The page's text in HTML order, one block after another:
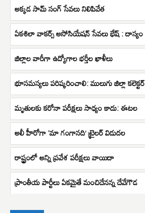
అక్కడ సామ్ సంగ్ సేవలు నిలిపివేత
ఏకశిలా వాకర్స్ అసోసియేషన్ సేవలు భేష్ : దాస్యం
జిల్లాల వారీగా ఉద్యోగాల భర్తీల ఖాళీలు
భూసమస్యలు పరిష్కరించాలి: ములుగు జిల్లా కలెక్టర్
మృతులకు కరోనా పరీక్షలు సాధ్యం కాదు: ఈటల
అలీ హీరోగా ‘మా గంగానది’ ట్రైల‌ర్ విడుద‌ల‌
రాష్ట్రంలో అన్ని ప్రవేశ పరీక్షలు వాయిదా
ప్రాంతీయ పార్టీలు ఏకమైతే మంచిదేనన్న దేవేగౌడ